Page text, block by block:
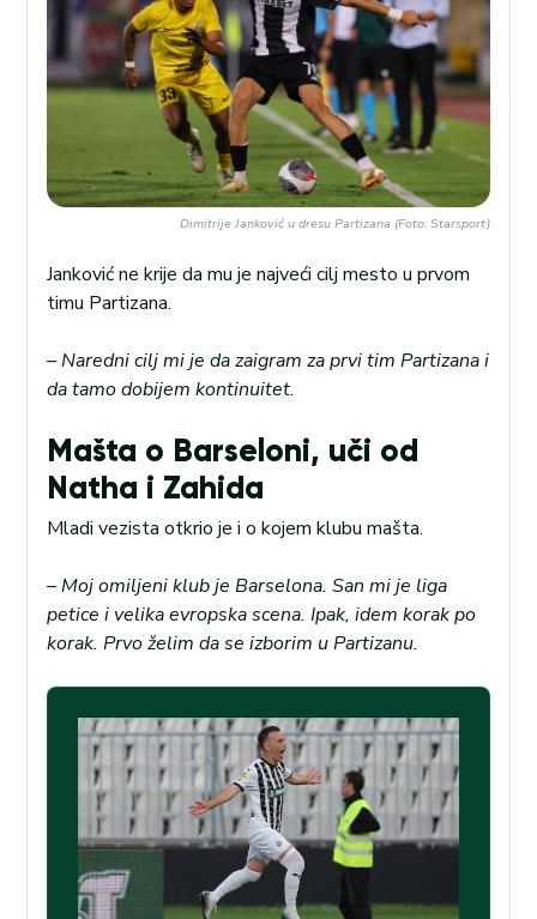
Dimitrije Janković u dresu Partizana (Foto: Starsport)
Janković ne krije da mu je najveći cilj mesto u prvom
timu Partizana.
– Naredni cilj mi je da zaigram za prvi tim Partizana i
da tamo dobijem kontinuitet.
Mašta o Barseloni, uči od
Natha i Zahida
Mladi vezista otkrio je i o kojem klubu mašta.
– Moj omiljeni klub je Barselona. San mi je liga
petice i velika evropska scena. Ipak, idem korak po
korak. Prvo želim da se izborim u Partizanu.